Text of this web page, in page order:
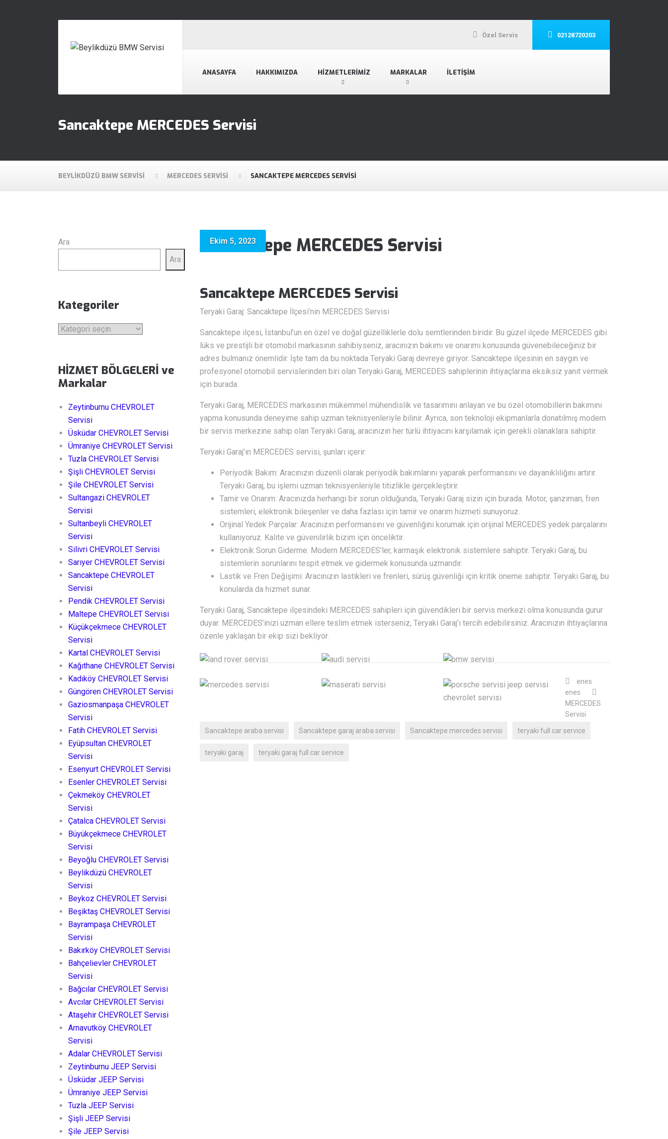
ANASAYFA HAKKIMIZDA HIZMETLERIMIZ MARKALAR İLETIŞIM
Özel Servis 02128720203
Sancaktepe MERCEDES Servisi
BEYLIKDÜZÜ BMW SERVISI MERCEDES SERVISI SANCAKTEPE MERCEDES SERVISI
Sancaktepe MERCEDES Servisi
Ekim 5, 2023
Sancaktepe MERCEDES Servisi
Teryaki Garaj: Sancaktepe İlçesi’nin MERCEDES Servisi
Sancaktepe ilçesi, İstanbul’un en özel ve doğal güzelliklerle dolu semtlerinden biridir. Bu güzel ilçede MERCEDES gibi
lüks ve prestijli bir otomobil markasının sahibiyseniz, aracınızın bakımı ve onarımı konusunda güvenebileceğiniz bir
adres bulmanız önemlidir. İşte tam da bu noktada Teryaki Garaj devreye giriyor. Sancaktepe ilçesinin en saygın ve
profesyonel otomobil servislerinden biri olan Teryaki Garaj, MERCEDES sahiplerinin ihtiyaçlarına eksiksiz yanıt vermek
için burada.
Teryaki Garaj, MERCEDES markasının mükemmel mühendislik ve tasarımını anlayan ve bu özel otomobillerin bakımını
yapma konusunda deneyime sahip uzman teknisyenleriyle bilinir. Ayrıca, son teknoloji ekipmanlarla donatılmış modern
bir servis merkezine sahip olan Teryaki Garaj, aracınızın her türlü ihtiyacını karşılamak için gerekli olanaklara sahiptir.
Teryaki Garaj’ın MERCEDES servisi, şunları içerir:
Periyodik Bakım: Aracınızın düzenli olarak periyodik bakımlarını yaparak performansını ve dayanıklılığını artırır.
Teryaki Garaj, bu işlemi uzman teknisyenleriyle titizlikle gerçekleştirir.
Tamir ve Onarım: Aracınızda herhangi bir sorun olduğunda, Teryaki Garaj sizin için burada. Motor, şanzıman, fren
sistemleri, elektronik bileşenler ve daha fazlası için tamir ve onarım hizmeti sunuyoruz.
Orijinal Yedek Parçalar: Aracınızın performansını ve güvenliğini korumak için orijinal MERCEDES yedek parçalarını
kullanıyoruz. Kalite ve güvenilirlik bizim için önceliktir.
Elektronik Sorun Giderme: Modern MERCEDES’ler, karmaşık elektronik sistemlere sahiptir. Teryaki Garaj, bu
sistemlerin sorunlarını tespit etmek ve gidermek konusunda uzmandır.
Lastik ve Fren Değişimi: Aracınızın lastikleri ve frenleri, sürüş güvenliği için kritik öneme sahiptir. Teryaki Garaj, bu
konularda da hizmet sunar.
Teryaki Garaj, Sancaktepe ilçesindeki MERCEDES sahipleri için güvendikleri bir servis merkezi olma konusunda gurur
duyar. MERCEDES’inizi uzman ellere teslim etmek isterseniz, Teryaki Garaj’ı tercih edebilirsiniz. Aracınızın ihtiyaçlarına
özenle yaklaşan bir ekip sizi bekliyor.
enes
enes
MERCEDES
Servisi
Sancaktepe araba servisi Sancaktepe garaj araba servisi Sancaktepe mercedes servisi teryaki full car service
teryaki garaj teryaki garaj full car service
Ara
Ara
Kategoriler
Kategoriler
HİZMET BÖLGELERİ ve
Markalar
Zeytinburnu CHEVROLET
Servisi
Üsküdar CHEVROLET Servisi
Ümraniye CHEVROLET Servisi
Tuzla CHEVROLET Servisi
Şişli CHEVROLET Servisi
Şile CHEVROLET Servisi
Sultangazi CHEVROLET
Servisi
Sultanbeyli CHEVROLET
Servisi
Silivri CHEVROLET Servisi
Sarıyer CHEVROLET Servisi
Sancaktepe CHEVROLET
Servisi
Pendik CHEVROLET Servisi
Maltepe CHEVROLET Servisi
Küçükçekmece CHEVROLET
Servisi
Kartal CHEVROLET Servisi
Kağıthane CHEVROLET Servisi
Kadıköy CHEVROLET Servisi
Güngören CHEVROLET Servisi
Gaziosmanpaşa CHEVROLET
Servisi
Fatih CHEVROLET Servisi
Eyüpsultan CHEVROLET
Servisi
Esenyurt CHEVROLET Servisi
Esenler CHEVROLET Servisi
Çekmeköy CHEVROLET
Servisi
Çatalca CHEVROLET Servisi
Büyükçekmece CHEVROLET
Servisi
Beyoğlu CHEVROLET Servisi
Beylikdüzü CHEVROLET
Servisi
Beykoz CHEVROLET Servisi
Beşiktaş CHEVROLET Servisi
Bayrampaşa CHEVROLET
Servisi
Bakırköy CHEVROLET Servisi
Bahçelievler CHEVROLET
Servisi
Bağcılar CHEVROLET Servisi
Avcılar CHEVROLET Servisi
Ataşehir CHEVROLET Servisi
Arnavutköy CHEVROLET
Servisi
Adalar CHEVROLET Servisi
Zeytinburnu JEEP Servisi
Üsküdar JEEP Servisi
Ümraniye JEEP Servisi
Tuzla JEEP Servisi
Şişli JEEP Servisi
Şile JEEP Servisi